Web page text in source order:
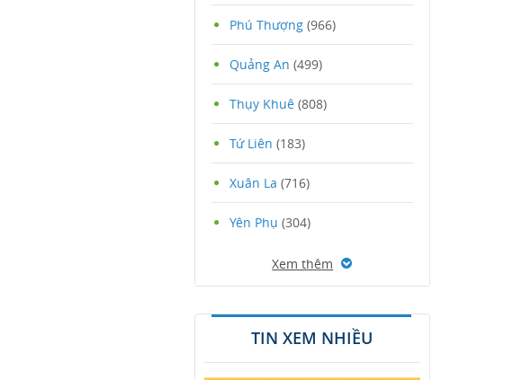
Phú Thượng (966)
Quảng An (499)
Thụy Khuê (808)
Tứ Liên (183)
Xuân La (716)
Yên Phụ (304)
Xem thêm
TIN XEM NHIỀU